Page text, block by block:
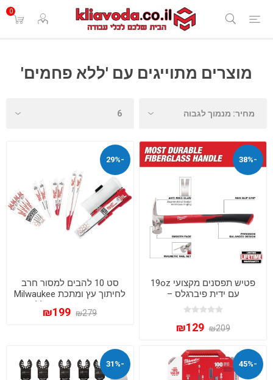
0
מוצרים מתוייגים עם 'ללא פחמים'
-38%
פטיש תפסנים מקצועי 19oz
עם ידית פיברגלס –
Milwaukee 48-22-9316
₪209
₪129
-29%
סט 10 להבים למסור חרב
לחיתוך עץ ומתכת Milwaukee
דגם 49-22-1110 - כולל קייס
קשיח | מילווקי
₪279
₪199
-45%
-31%